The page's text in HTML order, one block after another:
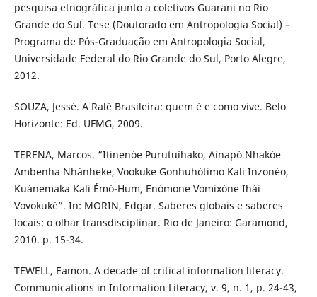
pesquisa etnográfica junto a coletivos Guarani no Rio
Grande do Sul. Tese (Doutorado em Antropologia Social) –
Programa de Pós-Graduação em Antropologia Social,
Universidade Federal do Rio Grande do Sul, Porto Alegre,
2012.
SOUZA, Jessé. A Ralé Brasileira: quem é e como vive. Belo
Horizonte: Ed. UFMG, 2009.
TERENA, Marcos. “Itinenóe Purutuíhako, Ainapó Nhakóe
Ambenha Nhánheke, Vookuke Gonhuhótimo Kali Inzonéo,
Kuánemaka Kali Émó-Hum, Enómone Vomixóne Ihái
Vovokuké”. In: MORIN, Edgar. Saberes globais e saberes
locais: o olhar transdisciplinar. Rio de Janeiro: Garamond,
2010. p. 15-34.
TEWELL, Eamon. A decade of critical information literacy.
Communications in Information Literacy, v. 9, n. 1, p. 24-43,